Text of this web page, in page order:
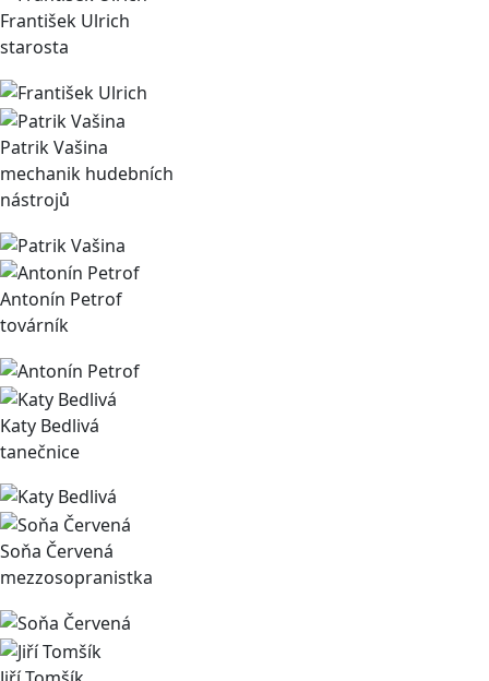
František Ulrich
starosta
Patrik Vašina
mechanik hudebních
nástrojů
Antonín Petrof
továrník
Katy Bedlivá
tanečnice
Soňa Červená
mezzosopranistka